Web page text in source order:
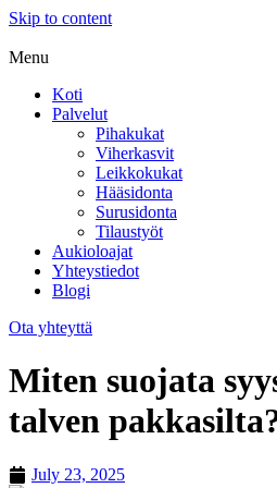
Skip to content
Menu
Koti
Palvelut
Pihakukat
Viherkasvit
Leikkokukat
Hääsidonta
Surusidonta
Tilaustyöt
Aukioloajat
Yhteystiedot
Blogi
Ota yhteyttä
Miten suojata
talven
July 23, 2025